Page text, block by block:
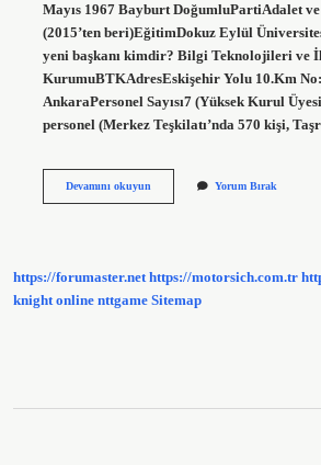
Mayıs 1967 Bayburt DoğumluPartiAdalet
(2015’ten beri)EğitimDokuz Eylül
yeni başkanı kimdir? Bilgi Teknolojileri ve
KurumuBTKAdresEskişehir Yolu 10.Km
AnkaraPersonel Sayısı7 (Yüksek Kurul
personel (Merkez Teşkilatı’nda 570 kişi,
Devamını okuyunBtk
Yorum Bırak
https://forumaster.net https://motorsich.com.tr
knight online nttgame Sitemap